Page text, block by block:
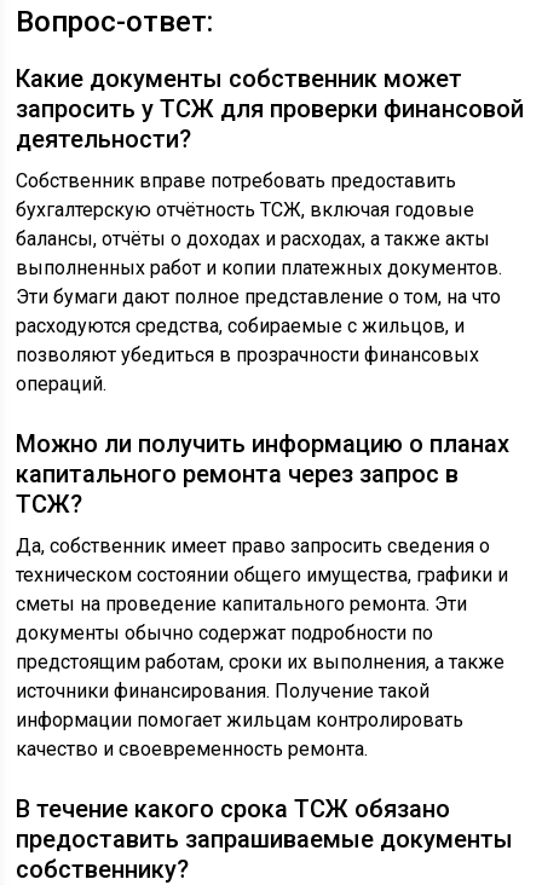
Вопрос-ответ:
Какие документы собственник может
запросить у ТСЖ для проверки финансовой
деятельности?
Собственник вправе потребовать предоставить
бухгалтерскую отчётность ТСЖ, включая годовые
балансы, отчёты о доходах и расходах, а также акты
выполненных работ и копии платежных документов.
Эти бумаги дают полное представление о том, на что
расходуются средства, собираемые с жильцов, и
позволяют убедиться в прозрачности финансовых
операций.
Можно ли получить информацию о планах
капитального ремонта через запрос в
ТСЖ?
Да, собственник имеет право запросить сведения о
техническом состоянии общего имущества, графики и
сметы на проведение капитального ремонта. Эти
документы обычно содержат подробности по
предстоящим работам, сроки их выполнения, а также
источники финансирования. Получение такой
информации помогает жильцам контролировать
качество и своевременность ремонта.
В течение какого срока ТСЖ обязано
предоставить запрашиваемые документы
собственнику?